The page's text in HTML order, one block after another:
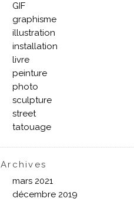
GIF
graphisme
illustration
installation
livre
peinture
photo
sculpture
street
tatouage
Archives
mars 2021
décembre 2019